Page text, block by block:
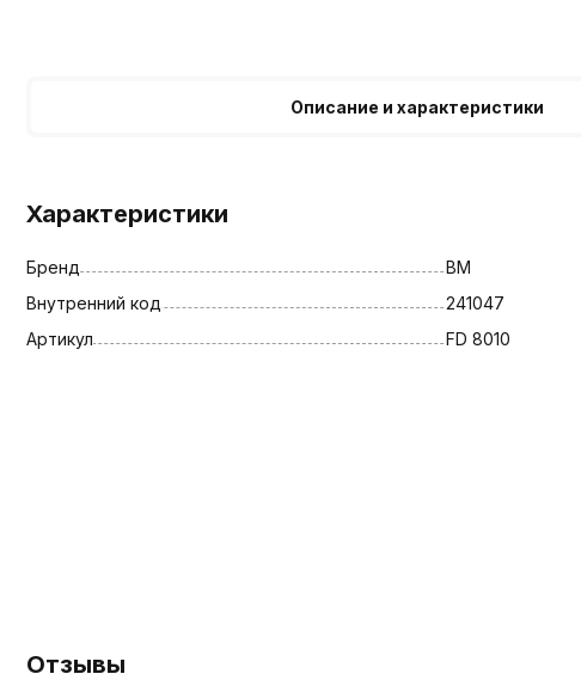
Описание и характеристики
Характеристики
Бренд
BM
Внутренний код
241047
Артикул
FD 8010
Отзывы